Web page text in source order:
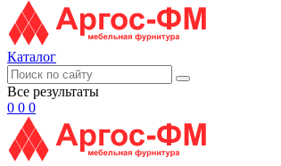
Каталог
Все результаты
0 0 0